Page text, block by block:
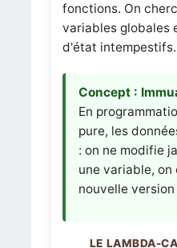
fonctions. On
variables globales
d'état intempestifs.
Concept :
En
pure, les
: on ne modifie
une variable, on
nouvelle